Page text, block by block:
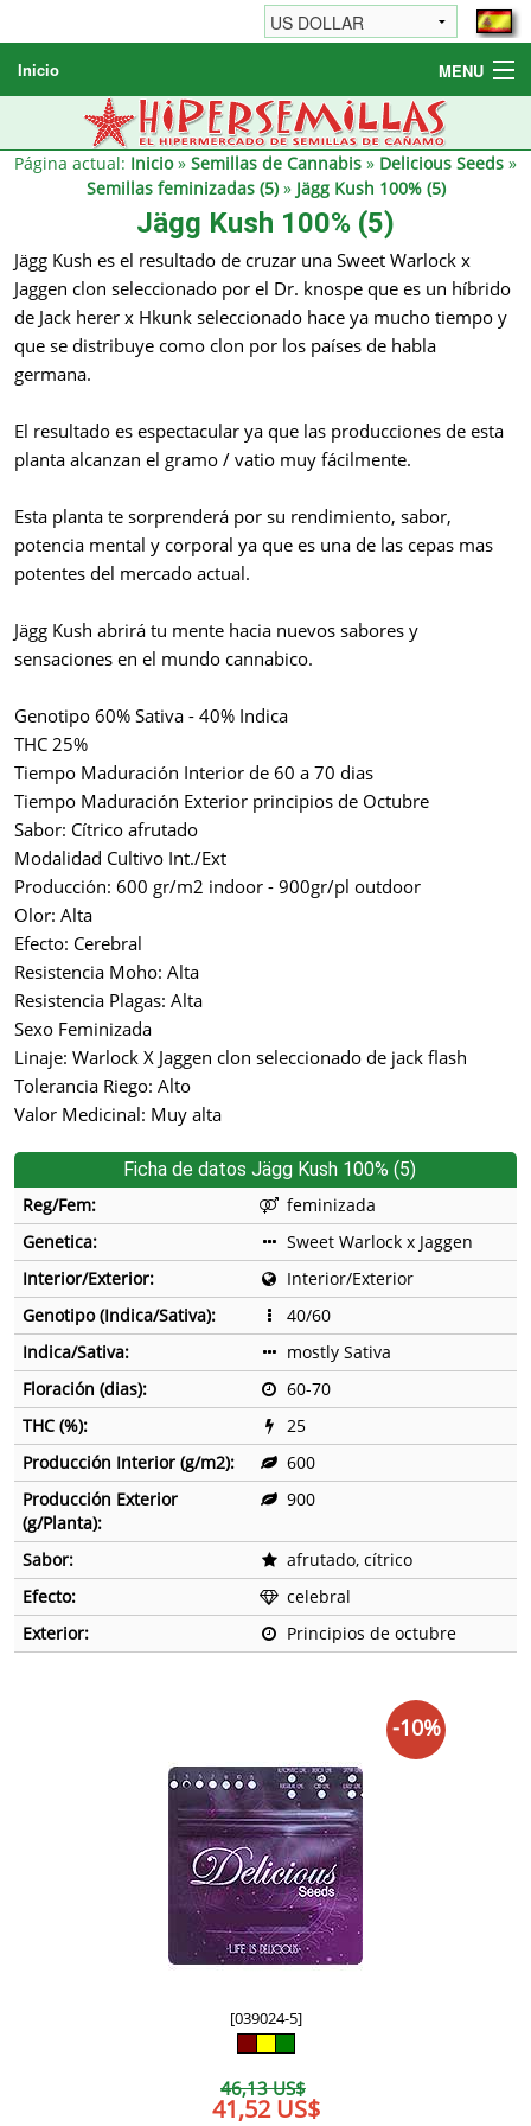
Inicio MENU
Semillas de cannabis
Otros productos
Revendedores
Página actual: Inicio» Semillas de Cannabis » Delicious Seeds »
Semillas feminizadas (5)» Jägg Kush 100% (5)
Jägg Kush 100% (5)
Jägg Kush es el resultado de cruzar una Sweet Warlock x
Jaggen clon seleccionado por el Dr. knospe que es un híbrido
de Jack herer x Hkunk seleccionado hace ya mucho tiempo y
que se distribuye como clon por los países de habla
germana.
El resultado es espectacular ya que las producciones de esta
planta alcanzan el gramo / vatio muy fácilmente.
Esta planta te sorprenderá por su rendimiento, sabor,
potencia mental y corporal ya que es una de las cepas mas
potentes del mercado actual.
Jägg Kush abrirá tu mente hacia nuevos sabores y
sensaciones en el mundo cannabico.
Genotipo 60% Sativa - 40% Indica
THC 25%
Tiempo Maduración Interior de 60 a 70 dias
Tiempo Maduración Exterior principios de Octubre
Sabor: Cítrico afrutado
Modalidad Cultivo Int./Ext
Producción: 600 gr/m2 indoor - 900gr/pl outdoor
Olor: Alta
Efecto: Cerebral
Resistencia Moho: Alta
Resistencia Plagas: Alta
Sexo Feminizada
Linaje: Warlock X Jaggen clon seleccionado de jack flash
Tolerancia Riego: Alto
Valor Medicinal: Muy alta
Ficha de datos Jägg Kush 100% (5)
Reg/Fem:
feminizada
Genetica:
Sweet Warlock x Jaggen
Interior/Exterior:
Interior/Exterior
Genotipo (Indica/Sativa):
40/60
Indica/Sativa:
mostly Sativa
Floración (dias):
60-70
THC (%):
25
Producción Interior (g/m2):
600
Producción Exterior
(g/Planta):
900
Sabor:
afrutado, cítrico
Efecto:
celebral
Exterior:
Principios de octubre
[039024-5]
46,13 US$
41,52 US$
-10%